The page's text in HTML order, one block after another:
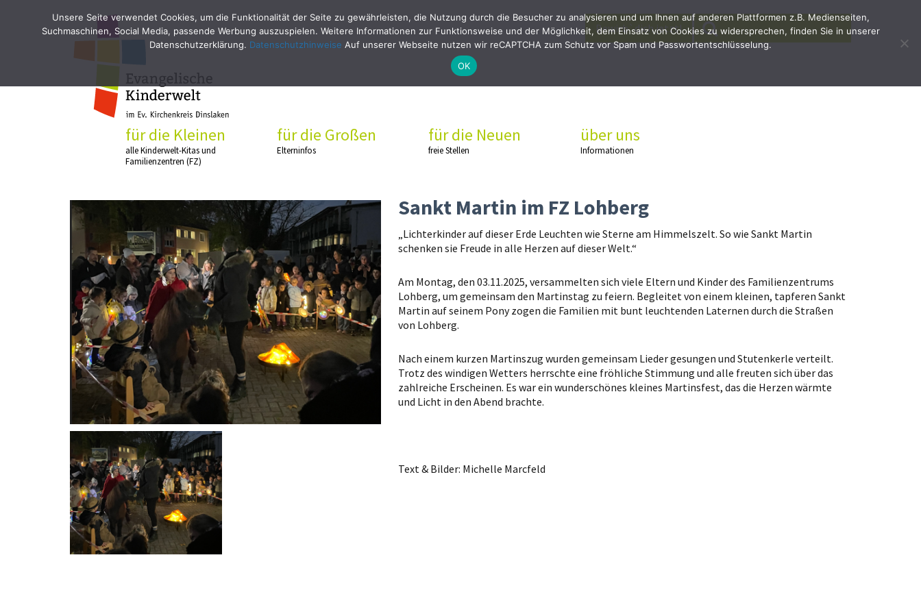
für die Kleinen
alle Kinderwelt-Kitas und
Familienzentren (FZ)
für die Großen
Elterninfos
für die Neuen
freie Stellen
über uns
Informationen
Bewirb`dich jetzt!
Search
for:
SEARCH
Sankt Martin im FZ Lohberg
„Lichterkinder auf dieser Erde Leuchten wie Sterne am Himmelszelt. So wie Sankt Martin
schenken sie Freude in alle Herzen auf dieser Welt.“
Am Montag, den 03.11.2025, versammelten sich viele Eltern und Kinder des Familienzentrums
Lohberg, um gemeinsam den Martinstag zu feiern. Begleitet von einem kleinen, tapferen Sankt
Martin auf seinem Pony zogen die Familien mit bunt leuchtenden Laternen durch die Straßen
von Lohberg.
Nach einem kurzen Martinszug wurden gemeinsam Lieder gesungen und Stutenkerle verteilt.
Trotz des windigen Wetters herrschte eine fröhliche Stimmung und alle freuten sich über das
zahlreiche Erscheinen. Es war ein wunderschönes kleines Martinsfest, das die Herzen wärmte
und Licht in den Abend brachte.
Text & Bilder: Michelle Marcfeld
Unsere Seite verwendet Cookies, um die Funktionalität der Seite zu gewährleisten, die Nutzung durch die Besucher zu analysieren und um Ihnen auf anderen Plattformen z.B. Medienseiten,
Suchmaschinen, Social Media, passende Werbung auszuspielen. Weitere Informationen zur Funktionsweise und der Möglichkeit, dem Einsatz von Cookies zu widersprechen, finden Sie in unserer
Datenschutzerklärung. Datenschutzhinweise Auf unserer Webseite nutzen wir reCAPTCHA zum Schutz vor Spam und Passwortentschlüsselung.
OK